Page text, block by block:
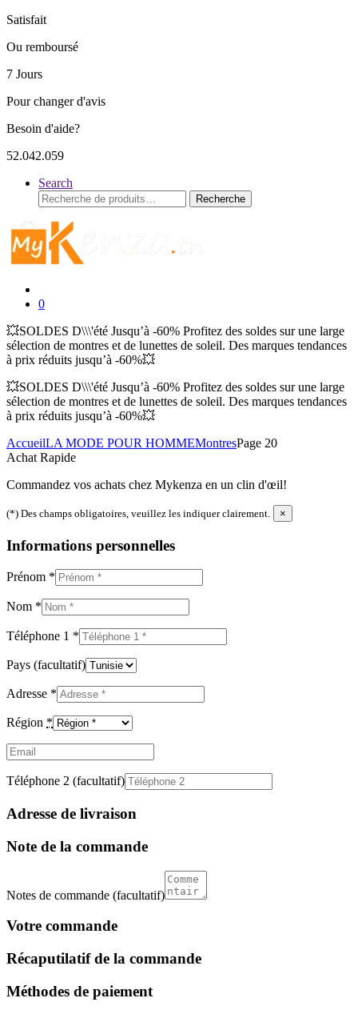
Satisfait
Ou remboursé
7 Jours
Pour changer d'avis
Besoin d'aide?
52.042.059
Search
Recherche
pour :
Recherche
0
💥SOLDES D\\\'été Jusqu’à -60% Profitez des soldes sur une large
sélection de montres et de lunettes de soleil. Des marques tendances
à prix réduits jusqu’à -60%💥
💥SOLDES D\\\'été Jusqu’à -60% Profitez des soldes sur une large
sélection de montres et de lunettes de soleil. Des marques tendances
à prix réduits jusqu’à -60%💥
AccueilLA MODE POUR HOMMEMontresPage 20
Achat Rapide
Commandez vos achats chez Mykenza en un clin d'œil!
(*) Des champs obligatoires, veuillez les indiquer clairement. ×
Informations personnelles
Prénom *
Nom *
Téléphone 1 *
Pays (facultatif)
Adresse *
Région *
Email
Téléphone 2 (facultatif)
Adresse de livraison
Note de la commande
Notes de commande (facultatif)
Votre commande
Récaputilatif de la commande
Méthodes de paiement